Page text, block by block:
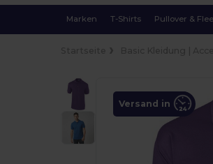
Marken T-Shirts Pullover &
Versand in